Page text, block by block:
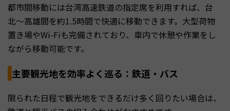
都市間移動には台湾高速鉄道の指定席を利用すれば、台
北〜高雄間を約1.5時間で快適に移動できます。大型荷物
置き場やWi-Fiも完備されており、車内で休憩や作業をし
ながら移動可能です。
主要観光地を効率よく巡る：鉄道・バス
限られた日程で観光地をできるだけ多く回りたい場合は、